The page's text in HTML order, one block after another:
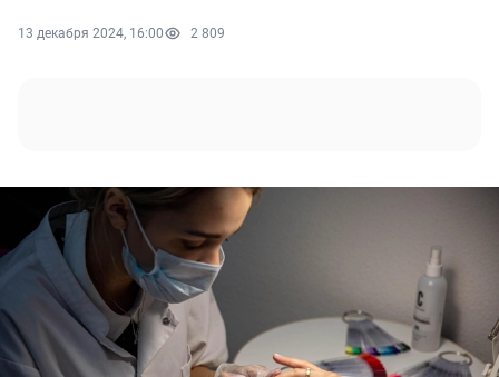
13 декабря 2024, 16:00 2 809